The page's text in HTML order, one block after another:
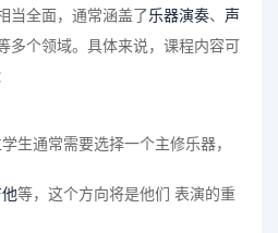
当全面，通常涵盖了乐器演奏、 声
多个领域。具体来说，课程内容可
生通常需要选择一个主修乐器，
等，这个方向将是他们 表演的重